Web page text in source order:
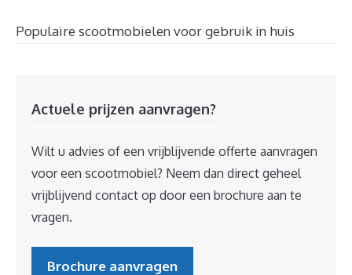
Populaire scootmobielen voor gebruik in huis
Actuele prijzen aanvragen?
Wilt u advies of een vrijblijvende offerte aanvragen
voor een scootmobiel? Neem dan direct geheel
vrijblijvend contact op door een brochure aan te
vragen.
Brochure aanvragen